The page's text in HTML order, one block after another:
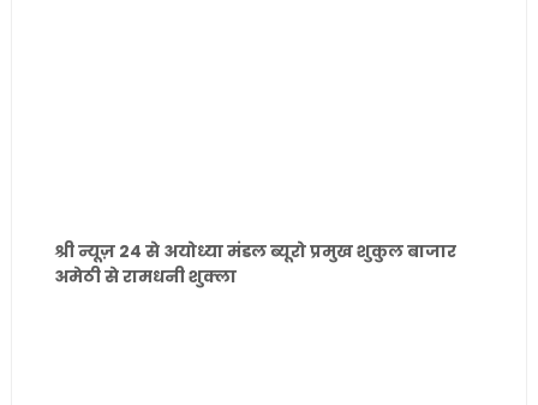
श्री न्यूज़ 24 से अयोध्या मंडल ब्यूरो प्रमुख शुकुल बाजार
अमेठी से रामधनी शुक्ला